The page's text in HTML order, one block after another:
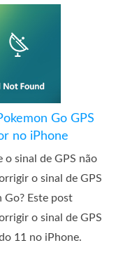
Go GPS
no iPhone
o sinal de GPS não
o sinal de GPS
Go? Este post
o sinal de GPS
11 no iPhone.